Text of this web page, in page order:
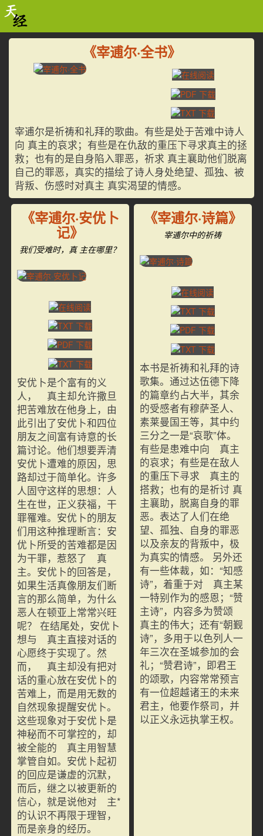
《宰逋尔·全书》
宰逋尔是祈祷和礼拜的歌曲。有些是处于苦难中诗人
向 真主的哀求；有些是在仇敌的重压下寻求真主的拯
救；也有的是自身陷入罪恶，祈求 真主襄助他们脱离
自己的罪恶，真实的描绘了诗人身处绝望、孤独、被
背叛、伤感时对真主 真实渴望的情感。
《宰逋尔·安优卜
记》
我们受难时，真 主在哪里？
安优卜是个富有的义
人， 真主却允许撒旦
把苦难放在他身上，由
此引出了安优卜和四位
朋友之间富有诗意的长
篇讨论。他们想要弄清
安优卜遭难的原因，思
路却过于简单化。许多
人固守这样的思想：人
生在世，正义获福，干
罪罹难。安优卜的朋友
们用这种推理断言：安
优卜所受的苦难都是因
为干罪，惹怒了 真
主。安优卜的回答是，
如果生活真像朋友们断
言的那么简单，为什么
恶人在顿亚上常常兴旺
呢？ 在结尾处，安优卜
想与 真主直接对话的
心愿终于实现了。然
而， 真主却没有把对
话的重心放在安优卜的
苦难上，而是用无数的
自然现象提醒安优卜。
这些现象对于安优卜是
神秘而不可掌控的，却
被全能的 真主用智慧
掌管自如。安优卜起初
的回应是谦虚的沉默，
而后，继之以被更新的
信心，就是说他对 主*
的认识不再限于理智，
而是亲身的经历。
《宰逋尔·诗篇》
宰逋尔中的祈祷
本书是祈祷和礼拜的诗
歌集。通过达伍德下降
的篇章约占大半，其余
的受感者有穆萨圣人、
素莱曼国王等，其中约
三分之一是“哀歌”体。
有些是患难中向 真主
的哀求；有些是在敌人
的重压下寻求 真主的
搭救；也有的是祈讨 真
主襄助，脱离自身的罪
恶。表达了人们在绝
望、孤独、自身的罪恶
以及亲友的背叛中，极
为真实的情感。 另外还
有一些体裁，如：“知感
诗”，着重于对 真主某
一特别作为的感恩；“赞
主诗”，内容多为赞颂
真主的伟大；还有“朝觐
诗”，多用于以色列人一
年三次在圣城参加的会
礼；“赞君诗”，即君王
的颂歌，内容常常预言
有一位超越诸王的未来
君主，他要作祭司，并
以正义永远执掌王权。